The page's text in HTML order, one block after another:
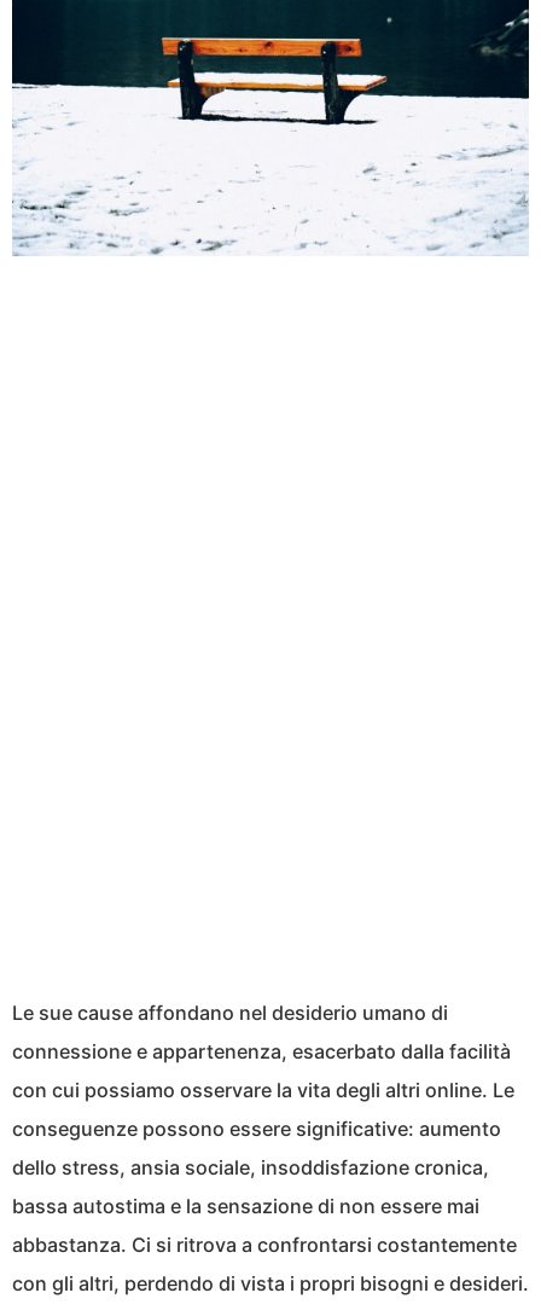
Le sue cause affondano nel desiderio umano di
connessione e appartenenza, esacerbato dalla facilità
con cui possiamo osservare la vita degli altri online. Le
conseguenze possono essere significative: aumento
dello stress, ansia sociale, insoddisfazione cronica,
bassa autostima e la sensazione di non essere mai
abbastanza. Ci si ritrova a confrontarsi costantemente
con gli altri, perdendo di vista i propri bisogni e desideri.